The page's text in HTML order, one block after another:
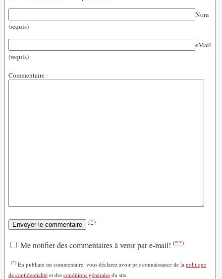
Nom
(requis)
eMail
(requis)
Commentaire :
(*)
Me notifier des commentaires à venir par e-mail! (**)
(*) En publiant un commentaire, vous déclarez avoir pris connaissance de la politique
de confidentialité et des conditions générales du site.